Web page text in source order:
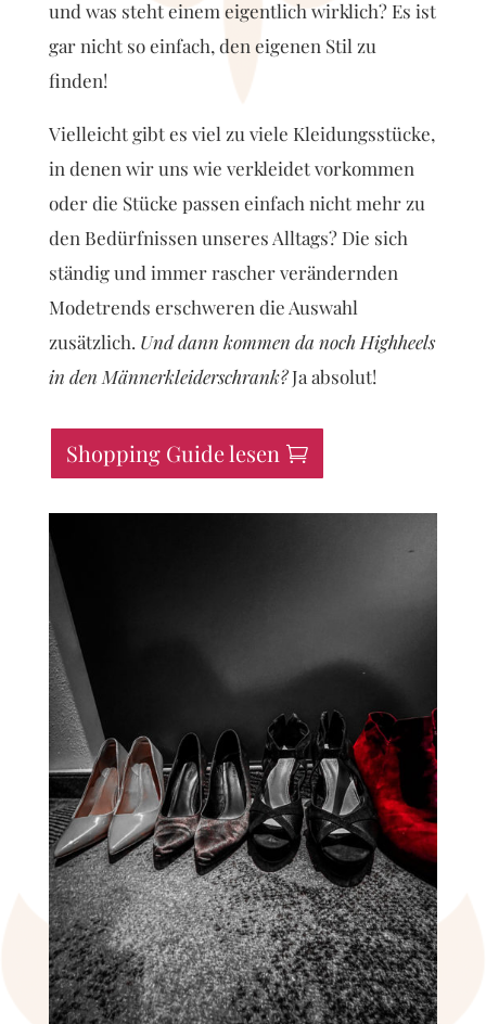
und was steht einem eigentlich wirklich? Es ist
gar nicht so einfach, den eigenen Stil zu
finden!
Vielleicht gibt es viel zu viele Kleidungsstücke,
in denen wir uns wie verkleidet vorkommen
oder die Stücke passen einfach nicht mehr zu
den Bedürfnissen unseres Alltags? Die sich
ständig und immer rascher verändernden
Modetrends erschweren die Auswahl
zusätzlich. Und dann kommen da noch Highheels
in den Männerkleiderschrank?Ja absolut!
Shopping Guide lesen